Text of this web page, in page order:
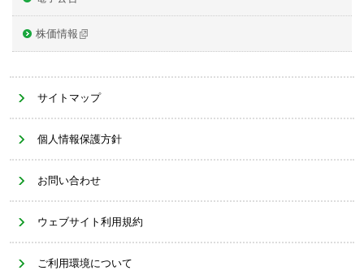
株価情報
サイトマップ
個人情報保護方針
お問い合わせ
ウェブサイト利用規約
ご利用環境について